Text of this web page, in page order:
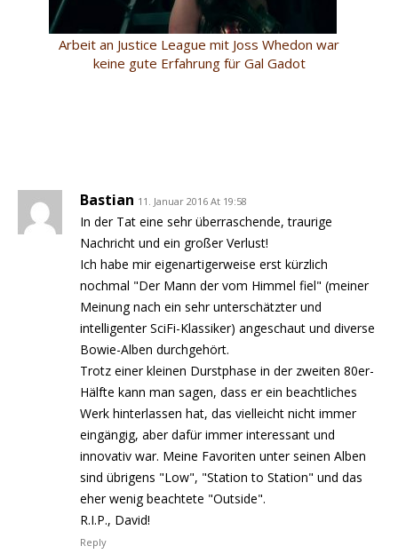
Arbeit an Justice League mit Joss Whedon war
keine gute Erfahrung für Gal Gadot
Bastian 11. Januar 2016 At 19:58
In der Tat eine sehr überraschende, traurige
Nachricht und ein großer Verlust!
Ich habe mir eigenartigerweise erst kürzlich
nochmal "Der Mann der vom Himmel fiel" (meiner
Meinung nach ein sehr unterschätzter und
intelligenter SciFi-Klassiker) angeschaut und diverse
Bowie-Alben durchgehört.
Trotz einer kleinen Durstphase in der zweiten 80er-
Hälfte kann man sagen, dass er ein beachtliches
Werk hinterlassen hat, das vielleicht nicht immer
eingängig, aber dafür immer interessant und
innovativ war. Meine Favoriten unter seinen Alben
sind übrigens "Low", "Station to Station" und das
eher wenig beachtete "Outside".
R.I.P., David!
Reply